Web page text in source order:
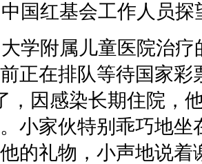
中国红基会工作人员
学附属儿童医院治
正在排队等待国家彩
，因感染长期住院，
小家伙特别乖巧地坐
的礼物，小声地说着